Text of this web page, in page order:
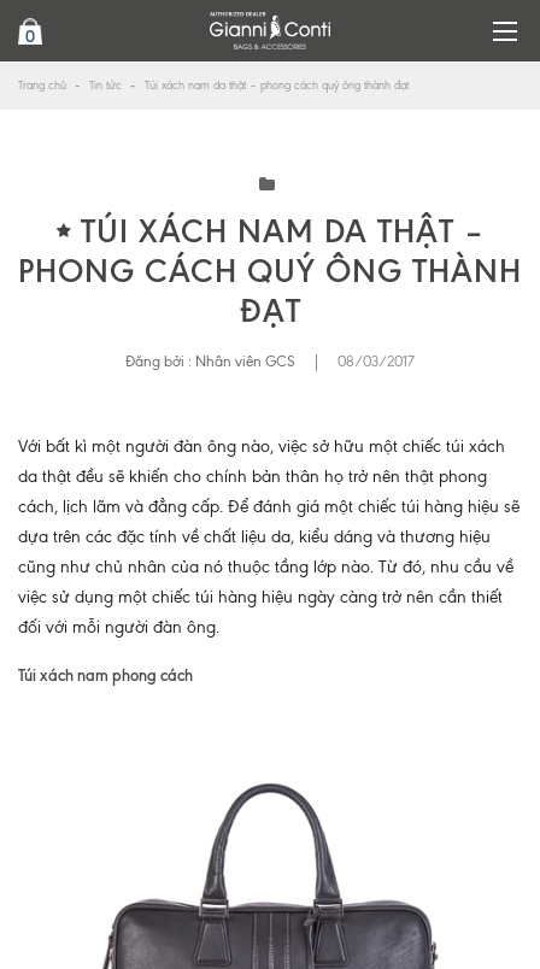
0
Trang chủ Tin tức Túi xách nam da thật – phong cách quý ông thành đạt
TÚI XÁCH NAM DA THẬT –
PHONG CÁCH QUÝ ÔNG THÀNH
ĐẠT
Đăng bởi : Nhân viên GCS 08/03/2017
Với bất kì một người đàn ông nào, việc sở hữu một chiếc túi xách
da thật đều sẽ khiến cho chính bản thân họ trở nên thật phong
cách, lịch lãm và đẳng cấp. Để đánh giá một chiếc túi hàng hiệu sẽ
dựa trên các đặc tính về chất liệu da, kiểu dáng và thương hiệu
cũng như chủ nhân của nó thuộc tầng lớp nào. Từ đó, nhu cầu về
việc sử dụng một chiếc túi hàng hiệu ngày càng trở nên cần thiết
đối với mỗi người đàn ông.
Túi xách nam phong cách